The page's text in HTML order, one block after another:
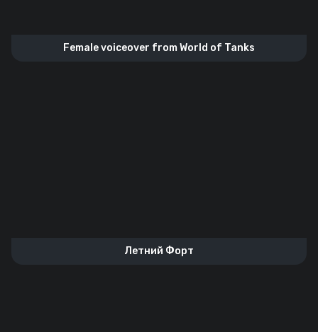
Female voiceover from World of Tanks
Летний Форт